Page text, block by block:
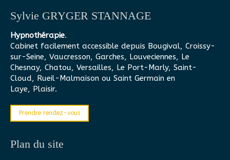
Sylvie GRYGER STANNAGE
Hypnothérapie.
Cabinet facilement accessible depuis Bougival, Croissy-
sur-Seine, Vaucresson, Garches, Louveciennes, Le
Chesnay, Chatou, Versailles, Le Port-Marly, Saint-
Cloud, Rueil-Malmaison ou Saint Germain en
Laye, Plaisir.
Prendre rendez-vous
Plan du site